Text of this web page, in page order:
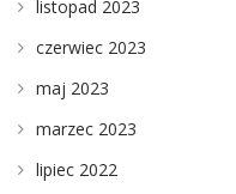
listopad 2023
czerwiec 2023
maj 2023
marzec 2023
lipiec 2022